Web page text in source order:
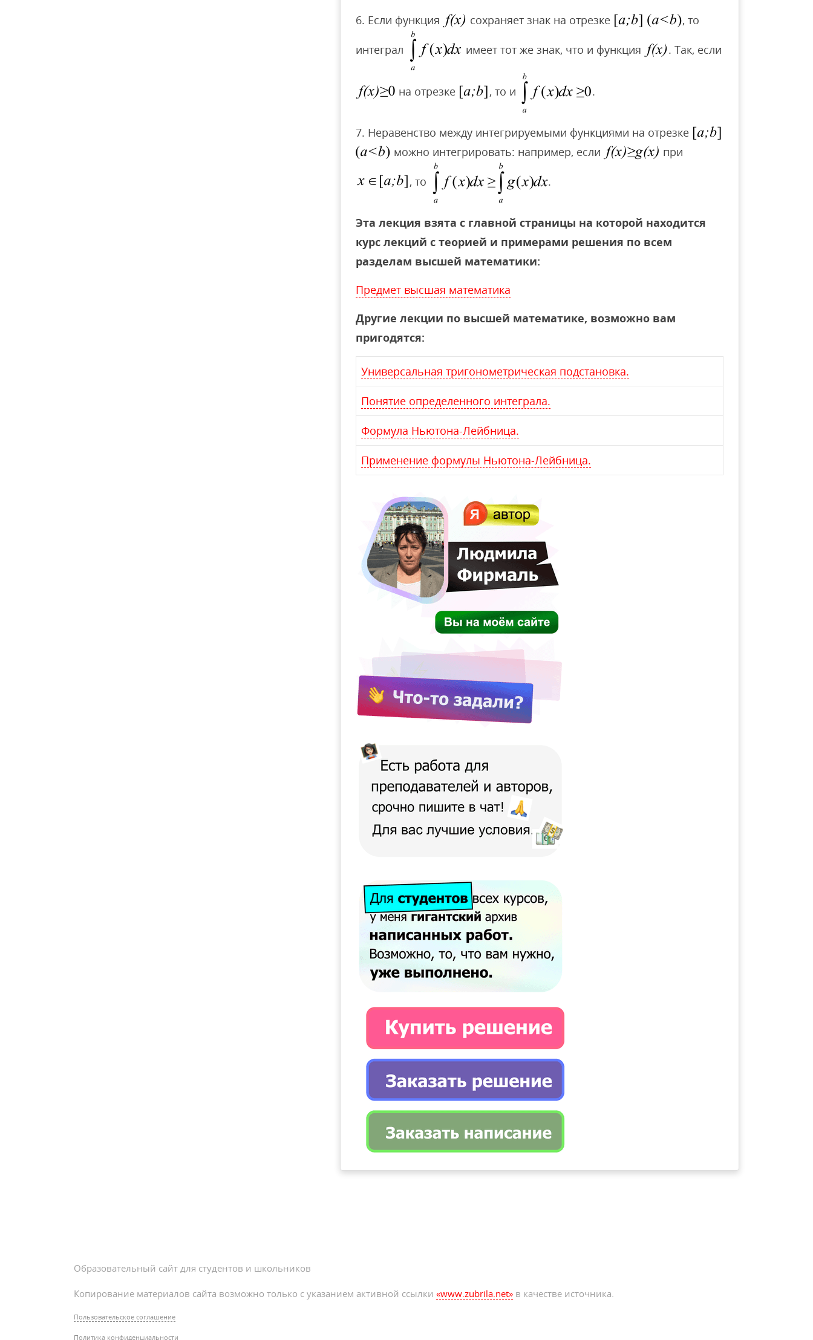
6. Если функция
сохраняет знак на отрезке , то
интеграл имеет тот же знак, что и функция . Так, если
на отрезке , то и .
7. Неравенство между интегрируемыми функциями на отрезке
можно интегрировать: например, если
при
, то .
Эта лекция взята с главной страницы на которой находится
курс лекций с теорией и примерами решения по всем
разделам высшей математики:
Предмет высшая математика
Другие лекции по высшей математике, возможно вам
пригодятся:
Универсальная тригонометрическая подстановка.
Понятие определенного интеграла.
Формула Ньютона-Лейбница.
Применение формулы Ньютона-Лейбница.
Образовательный сайт для студентов и школьников
Копирование материалов сайта возможно только с указанием активной ссылки «www.zubrila.net» в качестве источника.
Пользовательское соглашение
Политика конфиденциальности